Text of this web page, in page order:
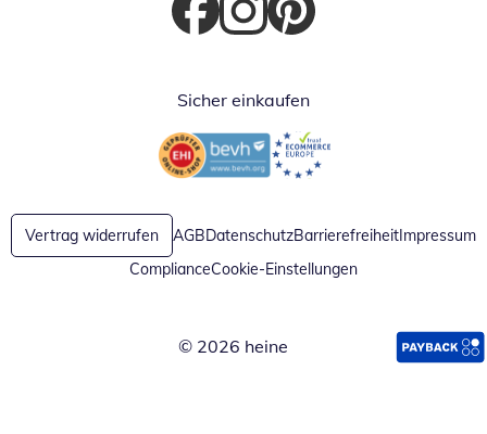
Öffnet in neuem Fenster
Öffnet in neuem Fenster
Öffnet in neuem Fenster
Sicher einkaufen
Öffnet in neuem FensterÖffnet in neuem Fenster
Vertrag widerrufen AGBDatenschutzBarrierefreiheitImpressum
ComplianceCookie-Einstellungen
© 2026 heine